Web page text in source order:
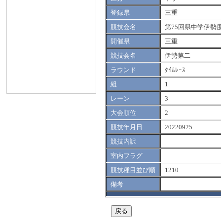
登録県
三重
競技会名
第75回県中学伊勢
開催県
三重
競技会名
伊勢第二
ラウンド
ﾀｲﾑﾚｰｽ
組
1
レーン
3
大会順位
2
競技年月日
20220925
競技内訳
室内フラグ
競技種目並び順
1210
備考